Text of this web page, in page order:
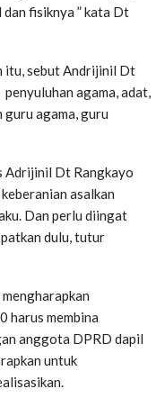
fisiknya ” kata Dt
itu, sebut Andrijinil Dt
agama, adat,
agama, guru
Adrijinil Dt Rangkayo
asalkan
Dan perlu diingat
dulu, tutur
harus membina
anggota DPRD dapil
untuk